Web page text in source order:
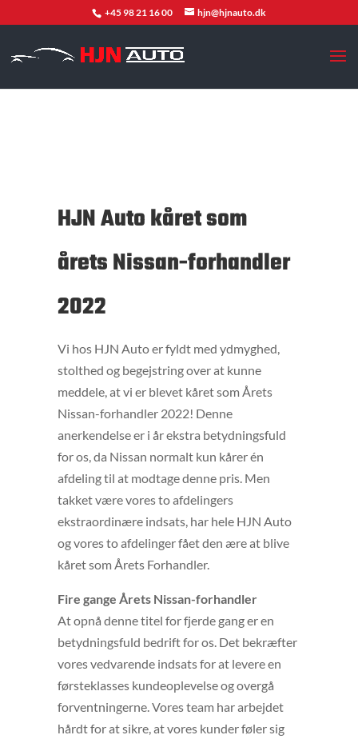
+45 98 21 16 00 hjn@hjnauto.dk
HJN Auto kåret som
årets Nissan-forhandler
2022
Vi hos HJN Auto er fyldt med ydmyghed,
stolthed og begejstring over at kunne
meddele, at vi er blevet kåret som Årets
Nissan-forhandler 2022! Denne
anerkendelse er i år ekstra betydningsfuld
for os, da Nissan normalt kun kårer én
afdeling til at modtage denne pris. Men
takket være vores to afdelingers
ekstraordinære indsats, har hele HJN Auto
og vores to afdelinger fået den ære at blive
kåret som Årets Forhandler.
Fire gange Årets Nissan-forhandler
At opnå denne titel for fjerde gang er en
betydningsfuld bedrift for os. Det bekræfter
vores vedvarende indsats for at levere en
førsteklasses kundeoplevelse og overgå
forventningerne. Vores team har arbejdet
hårdt for at sikre, at vores kunder føler sig